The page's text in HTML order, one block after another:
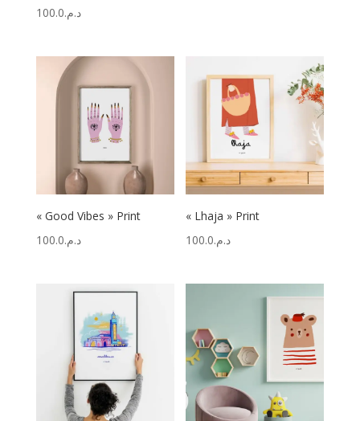
Note
5.00
د.م.100.0
« Good Vibes » Print
د.م.100.0
« Lhaja » Print
د.م.100.0